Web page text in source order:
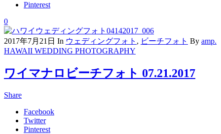
Pinterest
0
2017年7月21日 In ウェディングフォト , ビーチフォト By amp.
HAWAII WEDDING PHOTOGRAPHY
ワイマナロビーチフォト 07.21.2017
Share
Facebook
Twitter
Pinterest